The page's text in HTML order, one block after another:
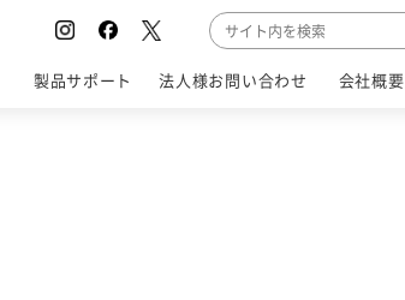
製品サポート
法人様お問い合わせ
会社概要